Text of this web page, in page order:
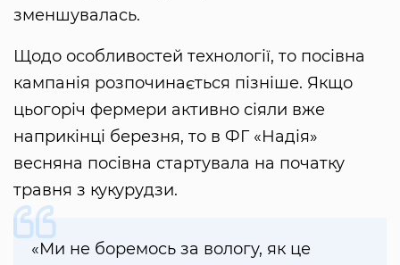
зменшувалась.
Щодо особливостей технології, то посівна
кампанія розпочинається пізніше. Якщо
цьогоріч фермери активно сіяли вже
наприкінці березня, то в ФГ «Надія»
весняна посівна стартувала на початку
травня з кукурудзи.
«Ми не боремось за вологу, як це